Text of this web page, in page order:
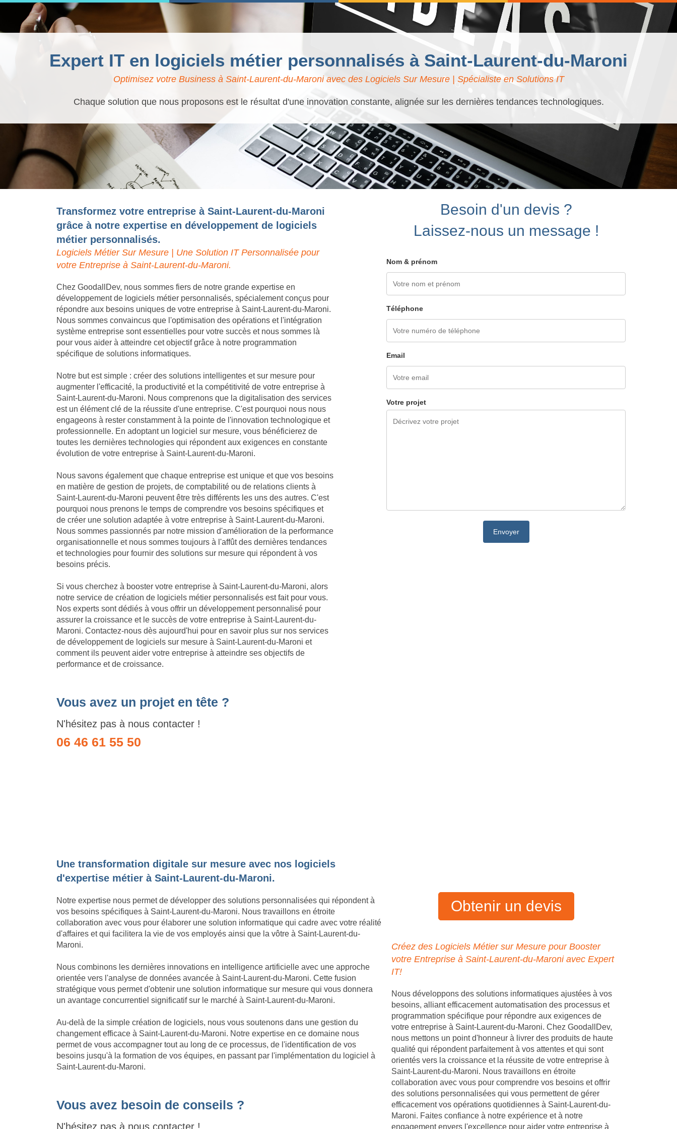
Expert IT en logiciels métier personnalisés à Saint-Laurent-du-Maroni
Optimisez votre Business à Saint-Laurent-du-Maroni avec des Logiciels Sur Mesure | Spécialiste en Solutions IT
Chaque solution que nous proposons est le résultat d'une innovation constante, alignée sur les dernières tendances technologiques.
Transformez votre entreprise à Saint-Laurent-du-Maroni
grâce à notre expertise en développement de logiciels
métier personnalisés.
Logiciels Métier Sur Mesure | Une Solution IT Personnalisée pour
votre Entreprise à Saint-Laurent-du-Maroni.
Chez GoodallDev, nous sommes fiers de notre grande expertise en
développement de logiciels métier personnalisés, spécialement conçus pour
répondre aux besoins uniques de votre entreprise à Saint-Laurent-du-Maroni.
Nous sommes convaincus que l'optimisation des opérations et l'intégration
système entreprise sont essentielles pour votre succès et nous sommes là
pour vous aider à atteindre cet objectif grâce à notre programmation
spécifique de solutions informatiques.
Notre but est simple : créer des solutions intelligentes et sur mesure pour
augmenter l'efficacité, la productivité et la compétitivité de votre entreprise à
Saint-Laurent-du-Maroni. Nous comprenons que la digitalisation des services
est un élément clé de la réussite d'une entreprise. C'est pourquoi nous nous
engageons à rester constamment à la pointe de l'innovation technologique et
professionnelle. En adoptant un logiciel sur mesure, vous bénéficierez de
toutes les dernières technologies qui répondent aux exigences en constante
évolution de votre entreprise à Saint-Laurent-du-Maroni.
Nous savons également que chaque entreprise est unique et que vos besoins
en matière de gestion de projets, de comptabilité ou de relations clients à
Saint-Laurent-du-Maroni peuvent être très différents les uns des autres. C'est
pourquoi nous prenons le temps de comprendre vos besoins spécifiques et
de créer une solution adaptée à votre entreprise à Saint-Laurent-du-Maroni.
Nous sommes passionnés par notre mission d'amélioration de la performance
organisationnelle et nous sommes toujours à l'affût des dernières tendances
et technologies pour fournir des solutions sur mesure qui répondent à vos
besoins précis.
Si vous cherchez à booster votre entreprise à Saint-Laurent-du-Maroni, alors
notre service de création de logiciels métier personnalisés est fait pour vous.
Nos experts sont dédiés à vous offrir un développement personnalisé pour
assurer la croissance et le succès de votre entreprise à Saint-Laurent-du-
Maroni. Contactez-nous dès aujourd'hui pour en savoir plus sur nos services
de développement de logiciels sur mesure à Saint-Laurent-du-Maroni et
comment ils peuvent aider votre entreprise à atteindre ses objectifs de
performance et de croissance.
Vous avez un projet en tête ?
N'hésitez pas à nous contacter !
06 46 61 55 50
Besoin d'un devis ?
Laissez-nous un message !
Nom & prénom
Téléphone
Email
Votre projet
Une transformation digitale sur mesure avec nos logiciels
d'expertise métier à Saint-Laurent-du-Maroni.
Notre expertise nous permet de développer des solutions personnalisées qui répondent à
vos besoins spécifiques à Saint-Laurent-du-Maroni. Nous travaillons en étroite
collaboration avec vous pour élaborer une solution informatique qui cadre avec votre réalité
d'affaires et qui facilitera la vie de vos employés ainsi que la vôtre à Saint-Laurent-du-
Maroni.
Nous combinons les dernières innovations en intelligence artificielle avec une approche
orientée vers l'analyse de données avancée à Saint-Laurent-du-Maroni. Cette fusion
stratégique vous permet d'obtenir une solution informatique sur mesure qui vous donnera
un avantage concurrentiel significatif sur le marché à Saint-Laurent-du-Maroni.
Au-delà de la simple création de logiciels, nous vous soutenons dans une gestion du
changement efficace à Saint-Laurent-du-Maroni. Notre expertise en ce domaine nous
permet de vous accompagner tout au long de ce processus, de l'identification de vos
besoins jusqu'à la formation de vos équipes, en passant par l'implémentation du logiciel à
Saint-Laurent-du-Maroni.
Vous avez besoin de conseils ?
N'hésitez pas à nous contacter !
Obtenir un devis
Créez des Logiciels Métier sur Mesure pour Booster
votre Entreprise à Saint-Laurent-du-Maroni avec Expert
IT!
Nous développons des solutions informatiques ajustées à vos
besoins, alliant efficacement automatisation des processus et
programmation spécifique pour répondre aux exigences de
votre entreprise à Saint-Laurent-du-Maroni. Chez GoodallDev,
nous mettons un point d'honneur à livrer des produits de haute
qualité qui répondent parfaitement à vos attentes et qui sont
orientés vers la croissance et la réussite de votre entreprise à
Saint-Laurent-du-Maroni. Nous travaillons en étroite
collaboration avec vous pour comprendre vos besoins et offrir
des solutions personnalisées qui vous permettent de gérer
efficacement vos opérations quotidiennes à Saint-Laurent-du-
Maroni. Faites confiance à notre expérience et à notre
engagement envers l'excellence pour aider votre entreprise à